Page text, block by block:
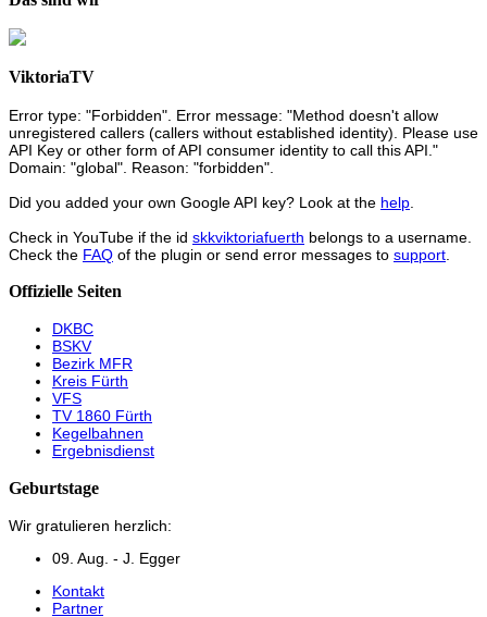
ViktoriaTV
Error type: "Forbidden". Error message: "Method doesn't allow
unregistered callers (callers without established identity). Please use
API Key or other form of API consumer identity to call this API."
Domain: "global". Reason: "forbidden".
Did you added your own Google API key? Look at the help
Check in YouTube if the id skkviktoriafuerth belongs to a username.
Check the FAQ of the plugin or send error messages to support
Offizielle Seiten
DKBC
BSKV
Bezirk MFR
Kreis Fürth
VFS
TV 1860 Fürth
Kegelbahnen
Ergebnisdienst
Geburtstage
Wir gratulieren herzlich:
09. Aug. - J. Egger
Kontakt
Partner